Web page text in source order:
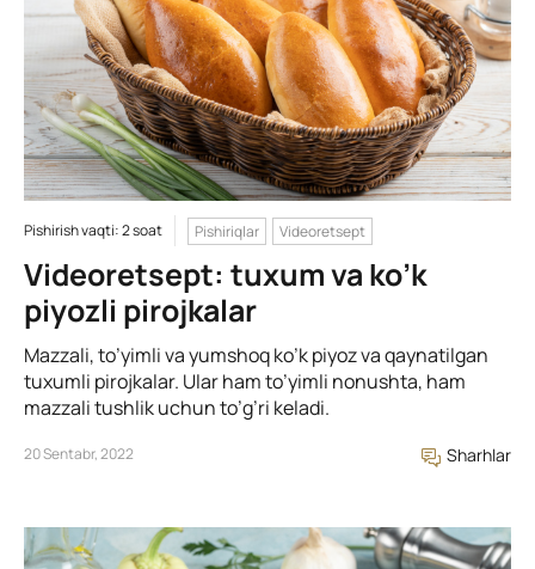
Pishirish vaqti: 2 soat Pishiriqlar Videoretsept
Videoretsept: tuxum va ko’k
piyozli pirojkalar
Mazzali, to’yimli va yumshoq ko’k piyoz va qaynatilgan
tuxumli pirojkalar. Ular ham to’yimli nonushta, ham
mazzali tushlik uchun to’g’ri keladi.
20 Sentabr, 2022 Sharhlar